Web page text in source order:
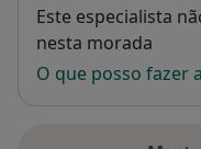
Disponibilidade
Este especialista
nesta morada
O que posso fazer